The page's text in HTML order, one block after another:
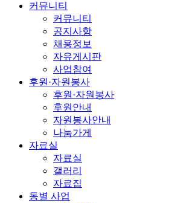
커뮤니티
커뮤니티
공지사항
채용정보
자유게시판
사업참여
후원·자원봉사
후원·자원봉사
후원안내
자원봉사안내
나눔가게
자료실
자료실
갤러리
자료집
동별 사업